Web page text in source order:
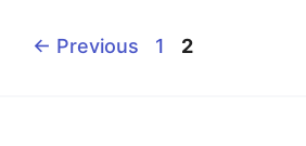
← Previous Page
1 Page
2